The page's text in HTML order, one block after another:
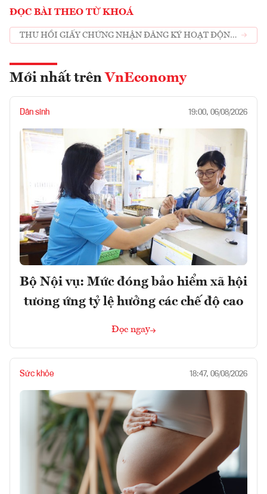
ĐỌC BÀI THEO TỪ KHOÁ
THU HỒI GIẤY CHỨNG NHẬN ĐĂNG KÝ HOẠT ĐỘNG
Mới nhất trên VnEconomy
Dân sinh 19:00, 06/08/2026
Bộ Nội vụ: Mức đóng bảo hiểm xã hội
tương ứng tỷ lệ hưởng các chế độ cao
Đọc ngay
Sức khỏe 18:47, 06/08/2026